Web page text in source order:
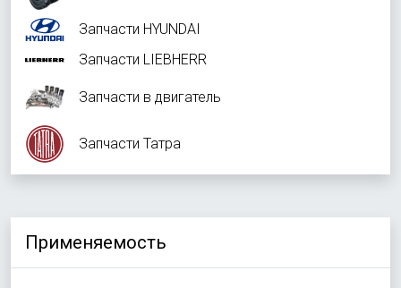
Запчасти HYUNDAI
Запчасти LIEBHERR
Запчасти в двигатель
Запчасти Татра
Применяемость